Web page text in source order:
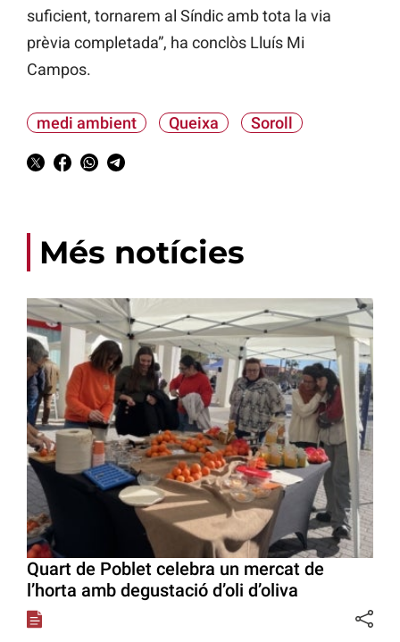
suficient, tornarem al Síndic amb tota la via
prèvia completada”, ha conclòs Lluís Mi
Campos.
medi ambient Queixa Soroll
Més notícies
Quart de Poblet celebra un mercat de
l’horta amb degustació d’oli d’oliva